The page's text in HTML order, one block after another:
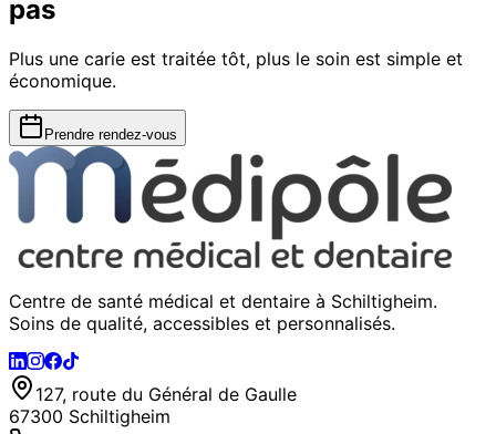
pas
Plus une carie est traitée tôt, plus le soin est simple et
économique.
Prendre rendez-vous
Centre de santé médical et dentaire à Schiltigheim.
Soins de qualité, accessibles et personnalisés.
127, route du Général de Gaulle
67300 Schiltigheim